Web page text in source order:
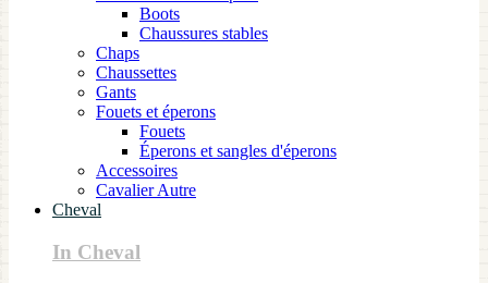
Boots
Chaussures stables
Chaps
Chaussettes
Gants
Fouets et éperons
Fouets
Éperons et sangles d'éperons
Accessoires
Cavalier Autre
Cheval
In Cheval